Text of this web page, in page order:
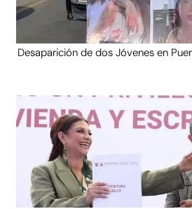
Desaparición de dos Jóvenes en